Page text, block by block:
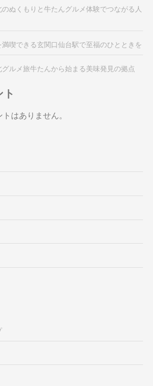
ぬくもりと牛たんグルメ体験でつながる人
喫できる玄関口仙台駅で至福のひとときを
ルメ旅牛たんから始まる美味発見の拠点
はありません。